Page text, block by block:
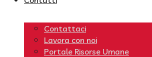
Contattaci
Lavora con noi
Portale Risorse Umane